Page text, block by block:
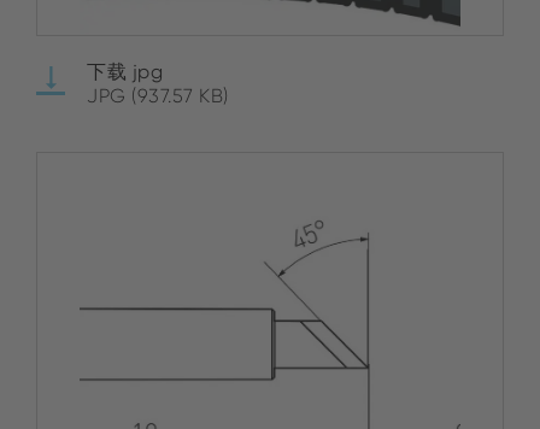
下载 jpg
JPG (937.57 KB)